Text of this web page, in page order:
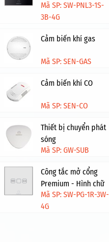
HV - Đen viền vàng
Mã SP: SW-PNL3-1S-
3B-4G
Cảm biến khí gas
Mã SP: SEN-GAS
Cảm biến khí CO
Mã SP: SEN-CO
Thiết bị chuyển phát
sóng
Mã SP: GW-SUB
Công tắc mở cổng
Premium - Hình chữ
nhật - Trắng viền vàng
Mã SP: SW-PG-1R-3W-
4G